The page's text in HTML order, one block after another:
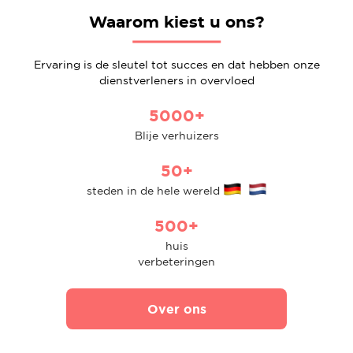
Waarom kiest u ons?
Ervaring is de sleutel tot succes en dat hebben onze
dienstverleners in overvloed
5000+
Blije verhuizers
50+
steden in de hele wereld
500+
huis
verbeteringen
Over ons